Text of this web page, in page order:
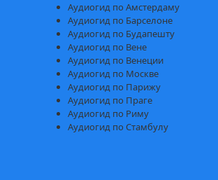
Аудиогид по Амстердаму
Аудиогид по Барселоне
Аудиогид по Будапешту
Аудиогид по Вене
Аудиогид по Венеции
Аудиогид по Москве
Аудиогид по Парижу
Аудиогид по Праге
Аудиогид по Риму
Аудиогид по Стамбулу